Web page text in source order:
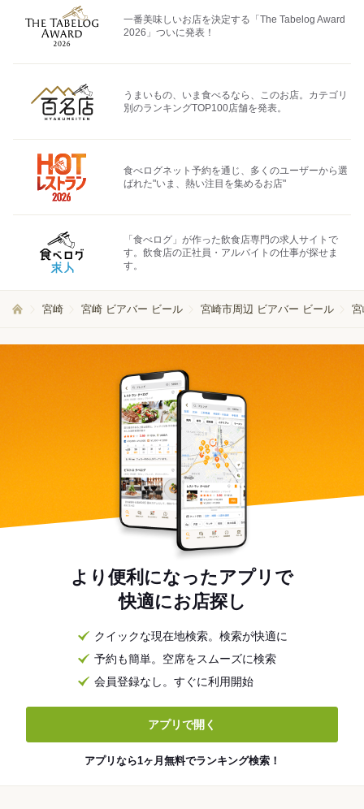
一番美味しいお店を決定する「The Tabelog Award
2026」ついに発表！
うまいもの、いま食べるなら、このお店。カテゴリ
別のランキングTOP100店舗を発表。
食べログネット予約を通じ、多くのユーザーから選
ばれた"いま、熱い注目を集めるお店"
「食べログ」が作った飲食店専門の求人サイトで
す。飲食店の正社員・アルバイトの仕事が探せま
す。
宮崎 宮崎 ビアバー ビール 宮崎市周辺 ビアバー ビール
より便利になったアプリで
快適にお店探し
クイックな現在地検索。検索が快適に
予約も簡単。空席をスムーズに検索
会員登録なし。すぐに利用開始
アプリで開く
アプリなら1ヶ月無料でランキング検索！